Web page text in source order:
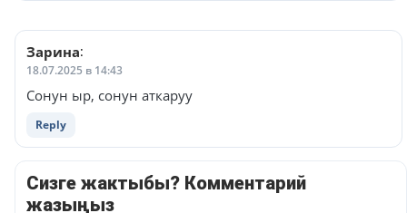
Зарина:
18.07.2025 в 14:43
Сонун ыр, сонун аткаруу
Reply
Сизге жактыбы? Комментарий
жазыңыз